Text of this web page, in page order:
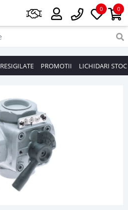
0
0
RESIGILATE PROMOTII LICHIDARI STOC